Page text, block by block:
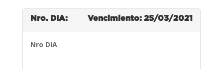
Nro. DIA: Vencimiento: 25/03/2021
Nro DIA